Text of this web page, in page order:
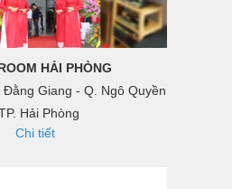
HẢI PHÒNG
Đằng Giang - Q. Ngô Quyền
Hải Phòng
Chi tiết